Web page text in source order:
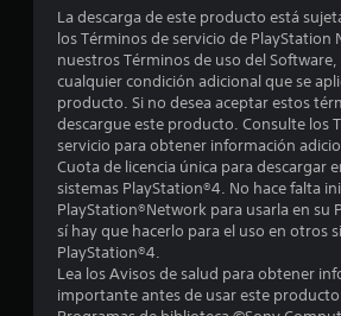
La descarga de este producto está
los Términos de servicio de PlayStation
nuestros Términos de uso del
cualquier condición adicional que se
producto. Si no desea aceptar estos
descargue este producto. Consulte los
servicio para obtener información
Cuota de licencia única para descargar
sistemas PlayStation®4. No hace falta
PlayStation®Network para usarla en su
sí hay que hacerlo para el uso en otros
PlayStation®4.
Lea los Avisos de salud para obtener
importante antes de usar este